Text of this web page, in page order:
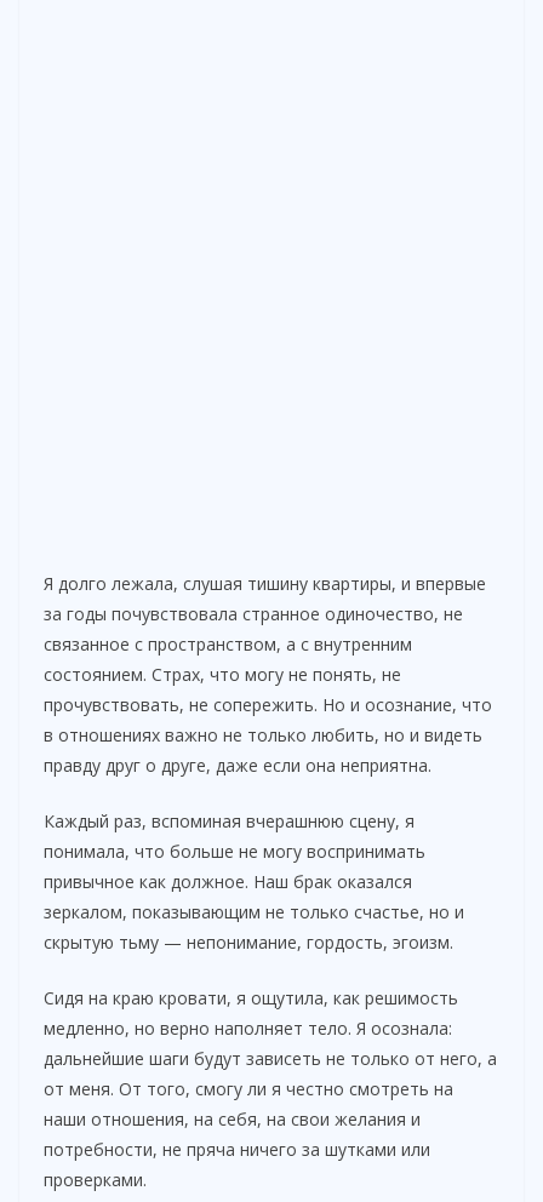
Я долго лежала, слушая тишину квартиры, и впервые
за годы почувствовала странное одиночество, не
связанное с пространством, а с внутренним
состоянием. Страх, что могу не понять, не
прочувствовать, не сопережить. Но и осознание, что
в отношениях важно не только любить, но и видеть
правду друг о друге, даже если она неприятна.
Каждый раз, вспоминая вчерашнюю сцену, я
понимала, что больше не могу воспринимать
привычное как должное. Наш брак оказался
зеркалом, показывающим не только счастье, но и
скрытую тьму — непонимание, гордость, эгоизм.
Сидя на краю кровати, я ощутила, как решимость
медленно, но верно наполняет тело. Я осознала:
дальнейшие шаги будут зависеть не только от него, а
от меня. От того, смогу ли я честно смотреть на
наши отношения, на себя, на свои желания и
потребности, не пряча ничего за шутками или
проверками.